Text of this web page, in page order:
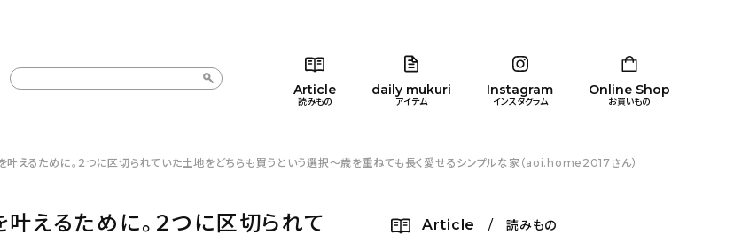
Article
読みもの
daily mukuri
アイテム
Instagram
インスタグラム
Online Shop
お買いもの
カテゴリー一覧 コラム 暮らし
カテゴリー一覧 インテリア キッズ
を叶えるために。２つに区切られていた土地をどちらも買うという選択〜歳を重ねても長く愛せるシンプルな家（aoi.home2017さん）
叶えるために。２つに区切られて
Article / 読みもの